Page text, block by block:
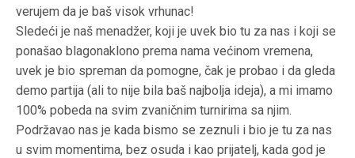
verujem da je baš visok vrhunac!
Sledeći je naš menadžer, koji je uvek bio tu za nas i koji se
ponašao blagonaklono prema nama većinom vremena,
uvek je bio spreman da pomogne, čak je probao i da gleda
demo partija (ali to nije bila baš najbolja ideja), a mi imamo
100% pobeda na svim zvaničnim turnirima sa njim.
Podržavao nas je kada bismo se zeznuli i bio je tu za nas
u svim momentima, bez osuda i kao prijatelj, kada god je